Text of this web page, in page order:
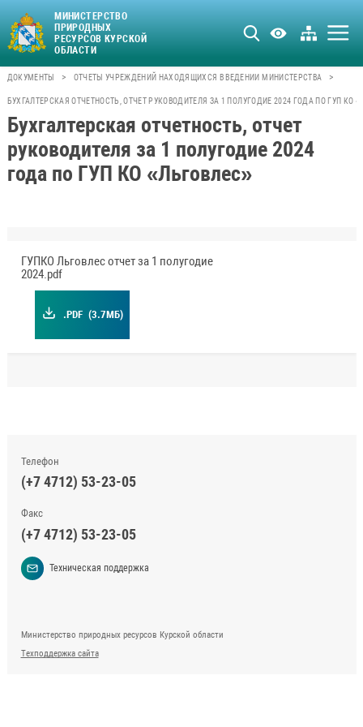
МИНИСТЕРСТВО
ПРИРОДНЫХ
РЕСУРСОВ КУРСКОЙ
ОБЛАСТИ
ДОКУМЕНТЫ > ОТЧЕТЫ УЧРЕЖДЕНИЙ НАХОДЯЩИХСЯ В ВЕДЕНИИ МИНИСТЕРСТВА >
БУХГАЛТЕРСКАЯ ОТЧЕТНОСТЬ, ОТЧЕТ РУКОВОДИТЕЛЯ ЗА 1 ПОЛУГОДИЕ 2024 ГОДА ПО ГУП КО
Бухгалтерская отчетность, отчет
руководителя за 1 полугодие 2024
года по ГУП КО «Льговлес»
ГУПКО Льговлес отчет за 1 полугодие
2024.pdf
.PDF (3.7МБ)
Телефон
(+7 4712) 53-23-05
Факс
(+7 4712) 53-23-05
Техническая поддержка
Министерство природных ресурсов Курской области
Техподдержка сайта